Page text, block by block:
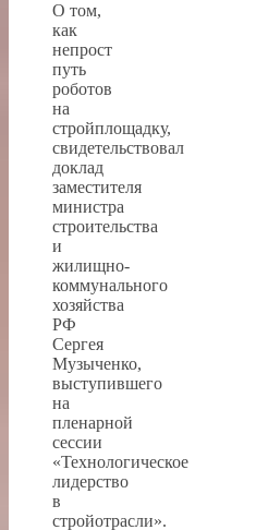
О том,
как
непрост
путь
роботов
на
стройплощадку,
свидетельствовал
доклад
заместителя
министра
строительства
и
жилищно-
коммунального
хозяйства
РФ
Сергея
Музыченко,
выступившего
на
пленарной
сессии
«Технологическое
лидерство
в
стройотрасли».